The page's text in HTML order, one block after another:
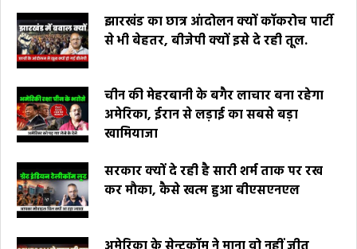
झारखंड का छात्र आंदोलन क्यों कॉकरोच पार्टी
से भी बेहतर, बीजेपी क्यों इसे दे रही तूल.
चीन की मेहरबानी के बगैर लाचार बना रहेगा
अमेरिका, ईरान से लड़ाई का सबसे बड़ा
खामियाजा
सरकार क्यों दे रही है सारी शर्म ताक पर रख
कर मौका, कैसे खत्म हुआ बीएसएनएल